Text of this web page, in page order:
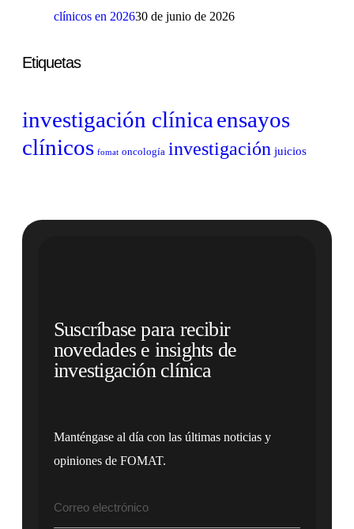
clínicos en 202630 de junio de 2026
Etiquetas
investigación clínica ensayos
clínicos fomat oncología investigación juicios
Suscríbase para recibir
novedades e insights de
investigación clínica
Manténgase al día con las últimas noticias y
opiniones de FOMAT.